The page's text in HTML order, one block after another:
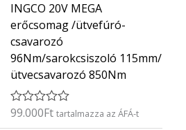
é
e
l
é
s
:
/
5
INGCO 20V MEGA
erőcsomag /ütvefúró-
csavarozó
96Nm/sarokcsiszoló 115mm/
ütvecsavarozó 850Nm
É
99.000Ft tartalmazza az ÁFÁ-t